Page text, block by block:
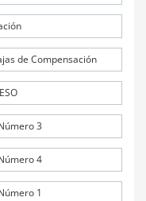
de Compensación
3
4
1